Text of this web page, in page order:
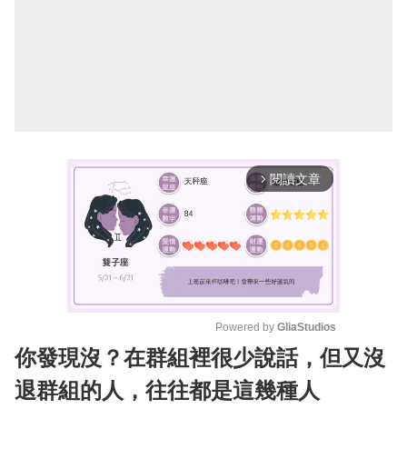
arrow_forward_ios 閱讀文章
M
u
t
Powered by GliaStudios
你發現沒？在群組裡很少說話，但又沒
退群組的人，往往都是這幾種人